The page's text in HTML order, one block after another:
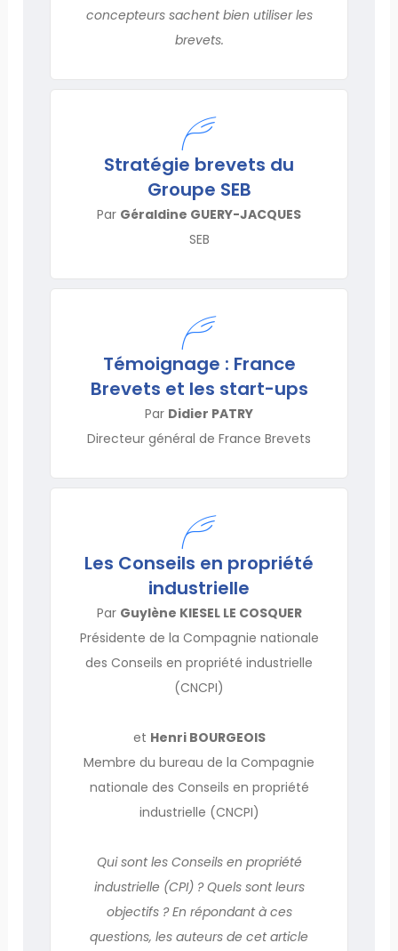
concepteurs sachent bien utiliser les
brevets.
Stratégie brevets du
Groupe SEB
Par Géraldine GUERY-JACQUES
SEB
Témoignage : France
Brevets et les start-ups
Par Didier PATRY
Directeur général de France Brevets
Les Conseils en propriété
industrielle
Par Guylène KIESEL LE COSQUER
Présidente de la Compagnie nationale
des Conseils en propriété industrielle
(CNCPI)
et Henri BOURGEOIS
Membre du bureau de la Compagnie
nationale des Conseils en propriété
industrielle (CNCPI)
Qui sont les Conseils en propriété
industrielle (CPI) ? Quels sont leurs
objectifs ? En répondant à ces
questions, les auteurs de cet article